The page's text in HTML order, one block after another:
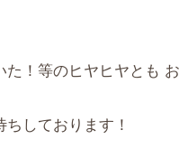
た！等のヒヤヒヤとも
しております！